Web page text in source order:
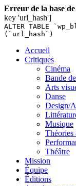
Erreur de la base
key 'url_hash']
ALTER TABLE
(`url_hash`)
Skip
Accueil
Critiques
Cinéma
Bande
Arts
Danse
Design/
Musique
Théories
Théâtre
Mission
Équipe
Éditions